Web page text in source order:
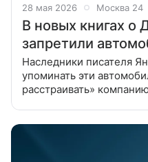
28 мая 2026 Москва 24
В новых книгах о
запретили
Наследники писателя
упоминать эти
расстраивать»